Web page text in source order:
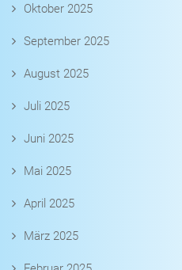
Oktober 2025
September 2025
August 2025
Juli 2025
Juni 2025
Mai 2025
April 2025
März 2025